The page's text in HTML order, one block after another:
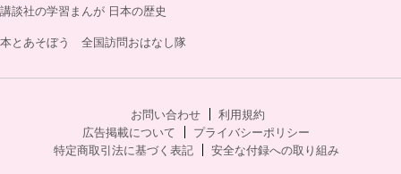
講談社の学習まんが 日本の歴史
本とあそぼう 全国訪問おはなし隊
お問い合わせ
利用規約
広告掲載について
プライバシーポリシー
特定商取引法に基づく表記
安全な付録への取り組み